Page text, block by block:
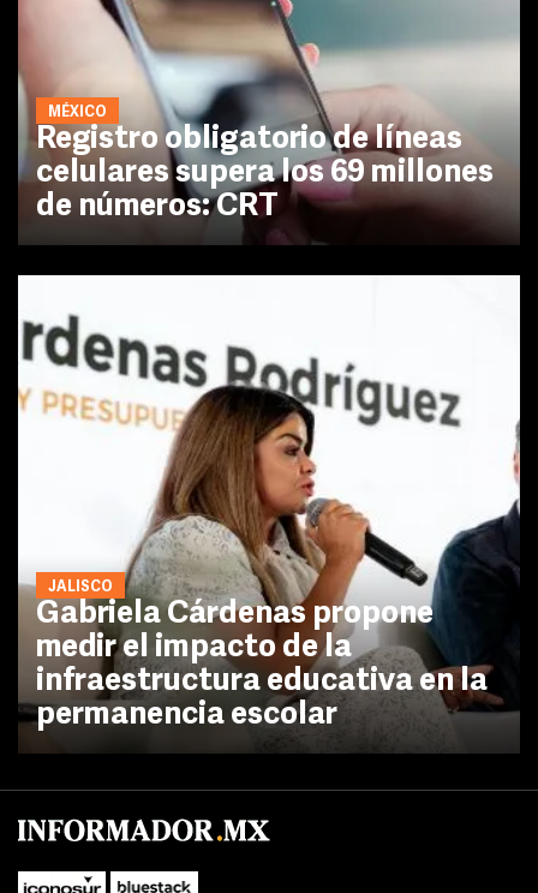
MÉXICO
Registro obligatorio de líneas
celulares supera los 69 millones
de números: CRT
JALISCO
Gabriela Cárdenas propone
medir el impacto de la
infraestructura educativa en la
permanencia escolar